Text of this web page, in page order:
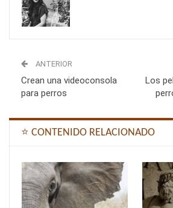
ANTERIOR
Crean una videoconsola
para perros
Los
⭐ CONTENIDO RELACIONADO